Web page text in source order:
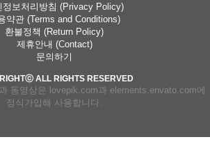
정보처리방침 (Privacy Policy)
약관 (Terms and Conditions)
환불정책 (Return Policy)
제휴안내 (Contact)
문의하기
ALL RIGHTS RESERVED
동영상은 lovepik.com과 elements.envato.com에
정식가입해 사용합니다.